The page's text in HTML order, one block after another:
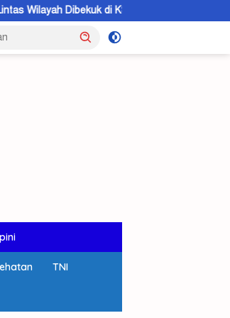
KSB, 5,6 Kilogram Barang Bukti Disita
TNI